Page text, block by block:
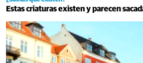
Estas criaturas existen y parecen